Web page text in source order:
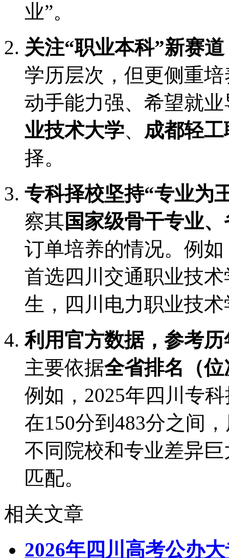
业”。
关注“职业本科”新赛道
学历层次，但更侧重
动手能力强、希望就
业技术大学、 成都轻
择。
专科择校坚持“专业为
察其国家级骨干专业
订单培养的情况。例
首选四川交通职业技
生，四川电力职业技
利用官方数据，参考
主要依据全省排名（位
例如，2025年四川专
在150分到483分之间
不同院校和专业差异
匹配。
相关文章
2026年四川高考公办